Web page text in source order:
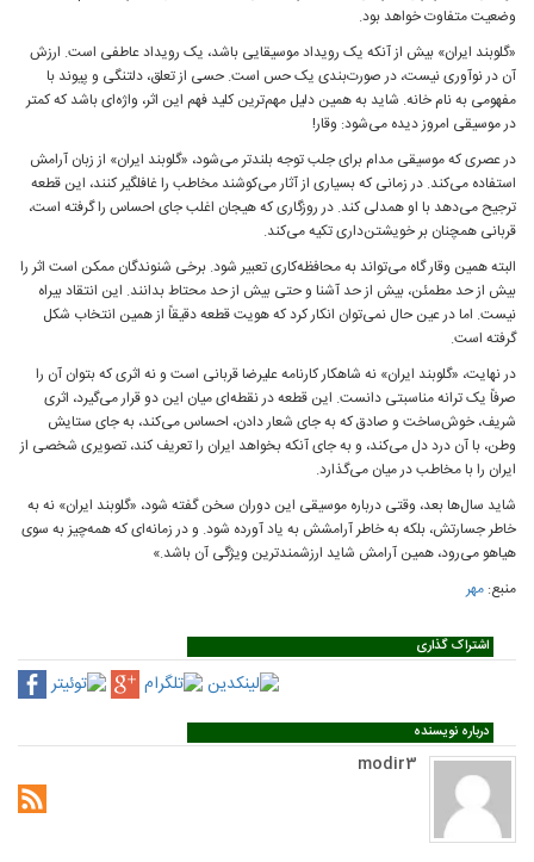
وضعیت متفاوت خواهد بود.
«گلوبند ایران» بیش از آنکه یک رویداد موسیقایی باشد، یک رویداد عاطفی است. ارزش
آن در نوآوری نیست، در صورت‌بندی یک حس است. حسی از تعلق، دلتنگی و پیوند با
مفهومی به نام خانه. شاید به همین دلیل مهم‌ترین کلید فهم این اثر، واژه‌ای باشد که کمتر
در موسیقی امروز دیده می‌شود: وقار!
در عصری که موسیقی مدام برای جلب توجه بلندتر می‌شود، «گلوبند ایران» از زبان آرامش
استفاده می‌کند. در زمانی که بسیاری از آثار می‌کوشند مخاطب را غافلگیر کنند، این قطعه
ترجیح می‌دهد با او همدلی کند. در روزگاری که هیجان اغلب جای احساس را گرفته است،
قربانی همچنان بر خویشتن‌داری تکیه می‌کند.
البته همین وقار گاه می‌تواند به محافظه‌کاری تعبیر شود. برخی شنوندگان ممکن است اثر را
بیش از حد مطمئن، بیش از حد آشنا و حتی بیش از حد محتاط بدانند. این انتقاد بیراه
نیست. اما در عین حال نمی‌توان انکار کرد که هویت قطعه دقیقاً از همین انتخاب شکل
گرفته است.
در نهایت، «گلوبند ایران» نه شاهکار کارنامه علیرضا قربانی است و نه اثری که بتوان آن را
صرفاً یک ترانه مناسبتی دانست. این قطعه در نقطه‌ای میان این دو قرار می‌گیرد، اثری
شریف، خوش‌ساخت و صادق که به جای شعار دادن، احساس می‌کند، به جای ستایش
وطن، با آن درد دل می‌کند، و به جای آنکه بخواهد ایران را تعریف کند، تصویری شخصی از
ایران را با مخاطب در میان می‌گذارد.
شاید سال‌ها بعد، وقتی درباره موسیقی این دوران سخن گفته شود، «گلوبند ایران» نه به
خاطر جسارتش، بلکه به خاطر آرامشش به یاد آورده شود. و در زمانه‌ای که همه‌چیز به سوی
هیاهو می‌رود، همین آرامش شاید ارزشمندترین ویژگی آن باشد.»
منبع: مهر
اشتراک گذاری
درباره نویسنده
modir3